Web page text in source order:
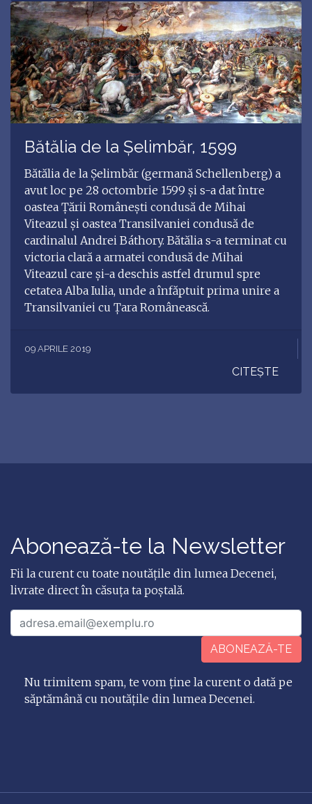
Bătălia de la Șelimbăr, 1599
Bătălia de la Șelimbăr (germană Schellenberg) a
avut loc pe 28 octombrie 1599 și s-a dat între
oastea Țării Românești condusă de Mihai
Viteazul și oastea Transilvaniei condusă de
cardinalul Andrei Báthory. Bătălia s-a terminat cu
victoria clară a armatei condusă de Mihai
Viteazul care și-a deschis astfel drumul spre
cetatea Alba Iulia, unde a înfăptuit prima unire a
Transilvaniei cu Țara Românească.
09 APRILE 2019
CITEȘTE
Abonează-te la Newsletter
Fii la curent cu toate noutățile din lumea Decenei,
livrate direct în căsuța ta poștală.
ABONEAZĂ-TE
Nu trimitem spam, te vom ține la curent o dată pe
săptămână cu noutățile din lumea Decenei.